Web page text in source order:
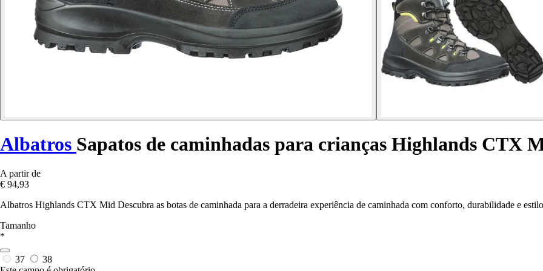
Albatros Sapatos de caminhadas para crianças Highlands CTX
A partir de
€ 94,93
Albatros Highlands CTX Mid Descubra as botas de caminhada para a derradeira experiência de caminhada com conforto, durabilidade e
Tamanho
*
37
38